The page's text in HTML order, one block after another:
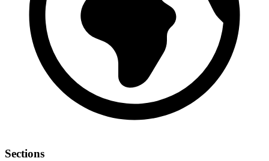
Sections